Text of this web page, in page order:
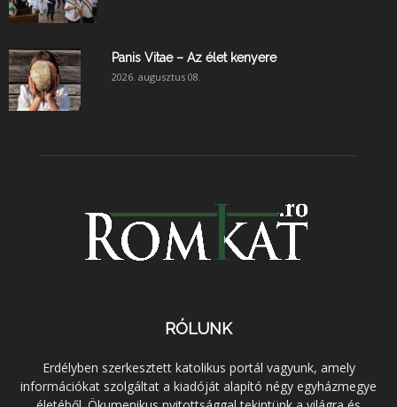
Panis Vitae – Az élet kenyere
2026. augusztus 08.
RÓLUNK
Erdélyben szerkesztett katolikus portál vagyunk, amely
információkat szolgáltat a kiadóját alapító négy egyházmegye